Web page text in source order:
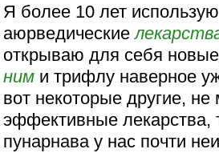
Я более 10 лет
аюрведические
открываю для себя
ним и трифлу наверное
вот некоторые другие, не
эффективные лекарства,
пунарнава у нас почти